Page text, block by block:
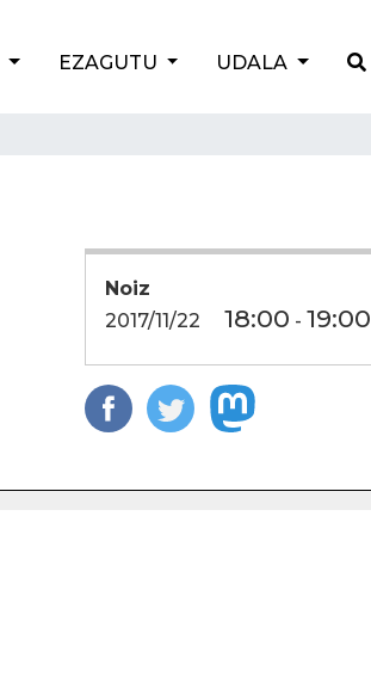
EZAGUTU UDALA
Noiz
2017/11/22
18:00 - 19:00